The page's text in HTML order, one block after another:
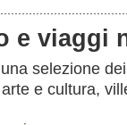
e viaggi
selezione
e cultura,